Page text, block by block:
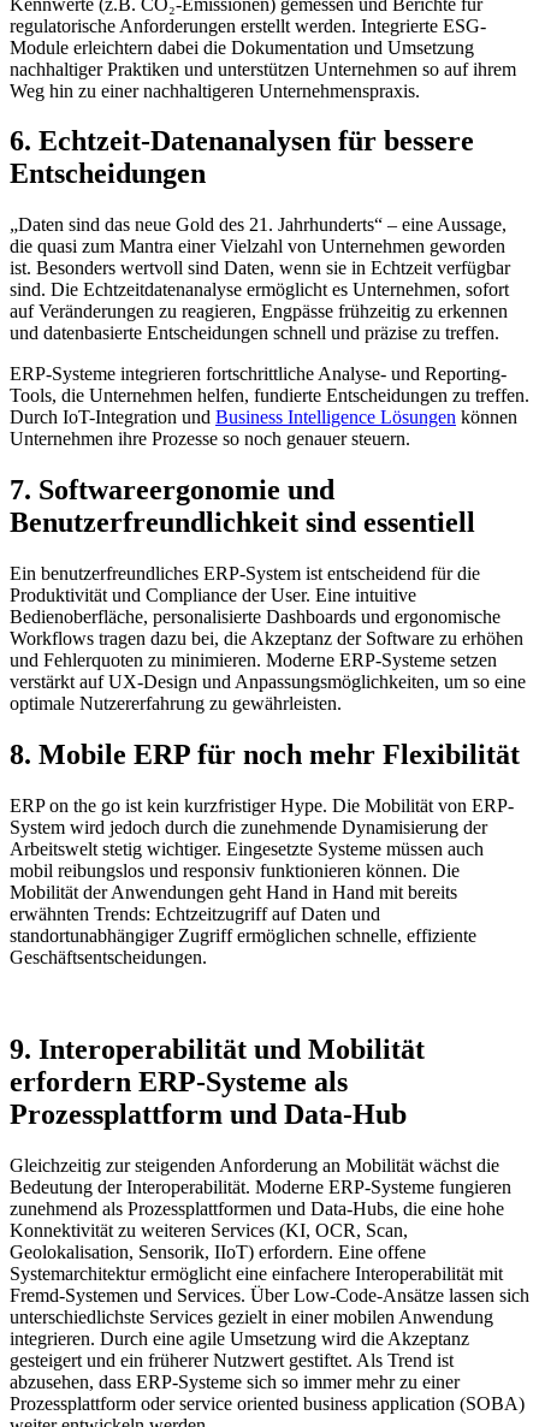
regulatorische Anforderungen erstellt werden. Integrierte ESG-
Module erleichtern dabei die Dokumentation und Umsetzung
nachhaltiger Praktiken und unterstützen Unternehmen so auf ihrem
Weg hin zu einer nachhaltigeren Unternehmenspraxis.
6. Echtzeit-Datenanalysen für bessere
Entscheidungen
„Daten sind das neue Gold des 21. Jahrhunderts“ – eine Aussage,
die quasi zum Mantra einer Vielzahl von Unternehmen geworden
ist. Besonders wertvoll sind Daten, wenn sie in Echtzeit verfügbar
sind. Die Echtzeitdatenanalyse ermöglicht es Unternehmen, sofort
auf Veränderungen zu reagieren, Engpässe frühzeitig zu erkennen
und datenbasierte Entscheidungen schnell und präzise zu treffen.
ERP-Systeme integrieren fortschrittliche Analyse- und Reporting-
Tools, die Unternehmen helfen, fundierte Entscheidungen zu treffen.
Durch IoT-Integration und Business Intelligence Lösungen können
Unternehmen ihre Prozesse so noch genauer steuern.
7. Softwareergonomie und
Benutzerfreundlichkeit sind essentiell
Ein benutzerfreundliches ERP-System ist entscheidend für die
Produktivität und Compliance der User. Eine intuitive
Bedienoberfläche, personalisierte Dashboards und ergonomische
Workflows tragen dazu bei, die Akzeptanz der Software zu erhöhen
und Fehlerquoten zu minimieren. Moderne ERP-Systeme setzen
verstärkt auf UX-Design und Anpassungsmöglichkeiten, um so eine
optimale Nutzererfahrung zu gewährleisten.
8. Mobile ERP für noch mehr Flexibilität
ERP on the go ist kein kurzfristiger Hype. Die Mobilität von ERP-
System wird jedoch durch die zunehmende Dynamisierung der
Arbeitswelt stetig wichtiger. Eingesetzte Systeme müssen auch
mobil reibungslos und responsiv funktionieren können. Die
Mobilität der Anwendungen geht Hand in Hand mit bereits
erwähnten Trends: Echtzeitzugriff auf Daten und
standortunabhängiger Zugriff ermöglichen schnelle, effiziente
Geschäftsentscheidungen.
9. Interoperabilität und Mobilität
erfordern ERP-Systeme als
Prozessplattform und Data-Hub
Gleichzeitig zur steigenden Anforderung an Mobilität wächst die
Bedeutung der Interoperabilität. Moderne ERP-Systeme fungieren
zunehmend als Prozessplattformen und Data-Hubs, die eine hohe
Konnektivität zu weiteren Services (KI, OCR, Scan,
Geolokalisation, Sensorik, IIoT) erfordern. Eine offene
Systemarchitektur ermöglicht eine einfachere Interoperabilität mit
Fremd-Systemen und Services. Über Low-Code-Ansätze lassen sich
unterschiedlichste Services gezielt in einer mobilen Anwendung
integrieren. Durch eine agile Umsetzung wird die Akzeptanz
gesteigert und ein früherer Nutzwert gestiftet. Als Trend ist
abzusehen, dass ERP-Systeme sich so immer mehr zu einer
Prozessplattform oder service oriented business application (SOBA)